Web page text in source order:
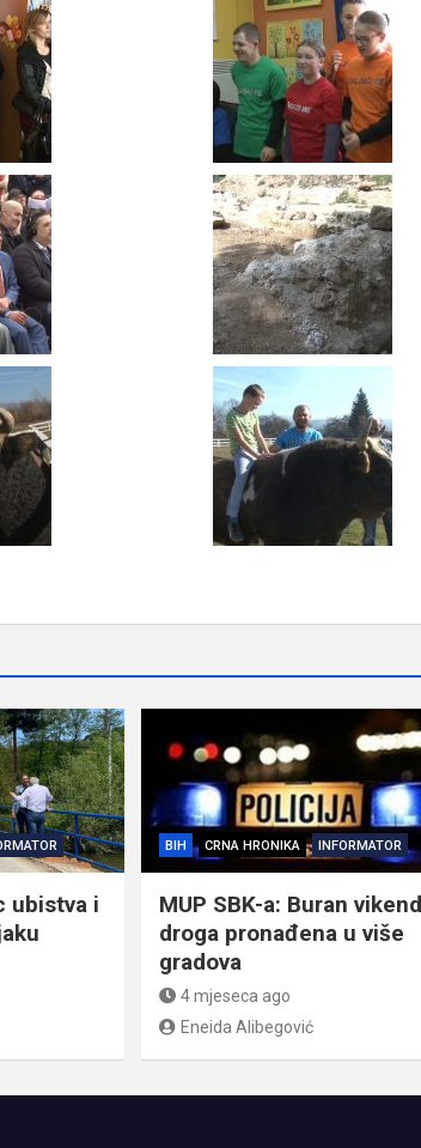
ubistva i
BIH CRNA HRONIKA INFORMATOR
MUP SBK-a: Buran
droga pronađena u više
gradova
4 mjeseca ago
Eneida Alibegović